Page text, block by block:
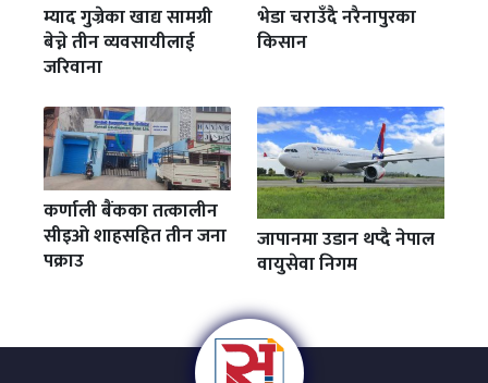
म्याद गुज्रेका खाद्य सामग्री
बेच्ने तीन व्यवसायीलाई
जरिवाना
भेडा चराउँदै नरैनापुरका
किसान
कर्णाली बैंकका तत्कालीन
सीइओ शाहसहित तीन जना
पक्राउ
जापानमा उडान थप्दै नेपाल
वायुसेवा निगम